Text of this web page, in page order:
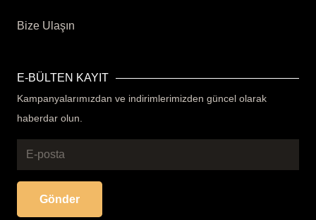
Bize Ulaşın
E-BÜLTEN KAYIT
Kampanyalarımızdan ve indirimlerimizden güncel olarak
haberdar olun.
Gönder